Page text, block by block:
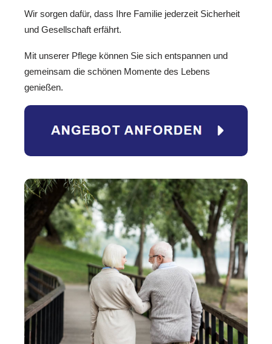
Wir sorgen dafür, dass Ihre Familie jederzeit Sicherheit
und Gesellschaft erfährt.
Mit unserer Pflege können Sie sich entspannen und
gemeinsam die schönen Momente des Lebens
genießen.